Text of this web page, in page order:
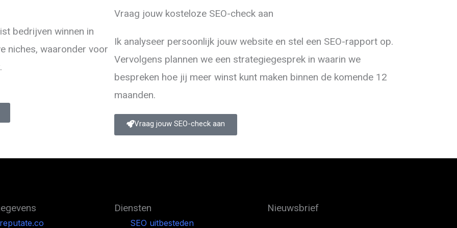
bedrijven winnen in
niches, waaronder voor
Vraag jouw kosteloze SEO-check aan
Ik analyseer persoonlijk jouw website en stel een SEO-rapport op.
Vervolgens plannen we een strategiegesprek in waarin we
bespreken hoe jij meer winst kunt maken binnen de komende 12
maanden.
Vraag jouw SEO-check aan
Diensten
SEO uitbesteden
Nieuwsbrief